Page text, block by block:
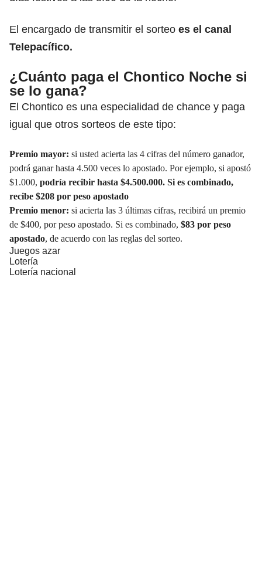
El encargado de transmitir el sorteo es el canal
Telepacífico.
¿Cuánto paga el Chontico Noche si
se lo gana?
El Chontico es una especialidad de chance y paga
igual que otros sorteos de este tipo:
Premio mayor: si usted acierta las 4 cifras del número ganador,
podrá ganar hasta 4.500 veces lo apostado. Por ejemplo, si apostó
$1.000, podría recibir hasta $4.500.000. Si es combinado,
recibe $208 por peso apostado
Premio menor: si acierta las 3 últimas cifras, recibirá un premio
de $400, por peso apostado. Si es combinado, $83 por peso
apostado, de acuerdo con las reglas del sorteo.
Juegos azar
Lotería
Lotería nacional